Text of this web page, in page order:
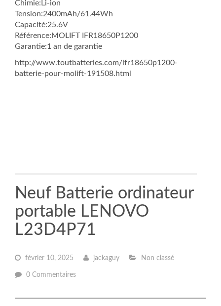
Chimie:Li-ion
Tension:2400mAh/61.44Wh
Capacité:25.6V
Référence:MOLIFT IFR18650P1200
Garantie:1 an de garantie
http://www.toutbatteries.com/ifr18650p1200-
batterie-pour-molift-191508.html
Neuf Batterie ordinateur
portable LENOVO
L23D4P71
février 10, 2025 jackaguy Non classé
0 Commentaires